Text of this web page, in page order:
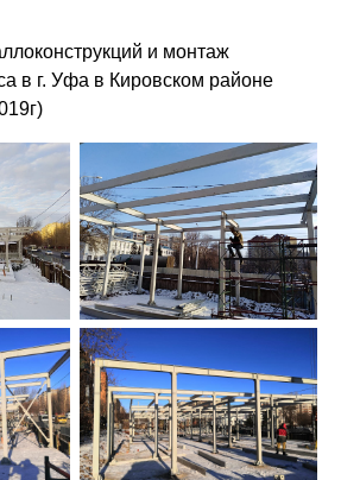
и монтаж
в г. Уфа в Кировском районе